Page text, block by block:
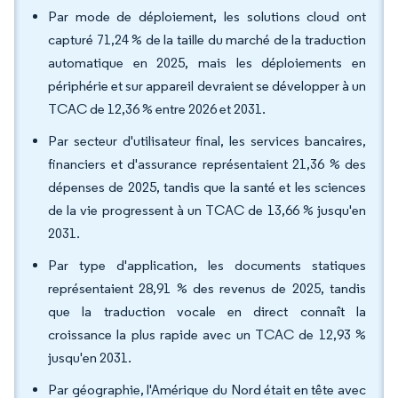
Par mode de déploiement, les solutions cloud ont
capturé 71,24 % de la taille du marché de la traduction
automatique en 2025, mais les déploiements en
périphérie et sur appareil devraient se développer à un
TCAC de 12,36 % entre 2026 et 2031.
Par secteur d'utilisateur final, les services bancaires,
financiers et d'assurance représentaient 21,36 % des
dépenses de 2025, tandis que la santé et les sciences
de la vie progressent à un TCAC de 13,66 % jusqu'en
2031.
Par type d'application, les documents statiques
représentaient 28,91 % des revenus de 2025, tandis
que la traduction vocale en direct connaît la
croissance la plus rapide avec un TCAC de 12,93 %
jusqu'en 2031.
Par géographie, l'Amérique du Nord était en tête avec